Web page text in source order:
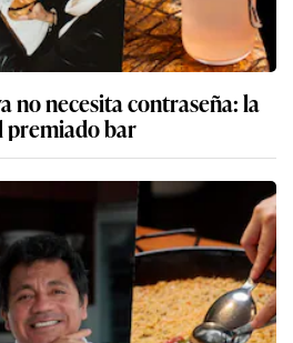
no necesita contraseña: la
premiado bar